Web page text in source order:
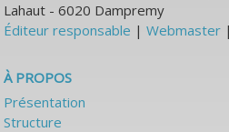
Lahaut - 6020 Dampremy
Éditeur responsable |Webmaster
À PROPOS
Présentation
Structure